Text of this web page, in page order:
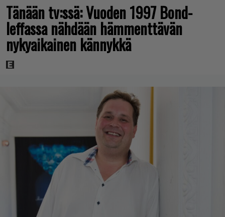
Tänään tv:ssä: Vuoden 1997 Bond-
leffassa nähdään hämmenttävän
nykyaikainen kännykkä